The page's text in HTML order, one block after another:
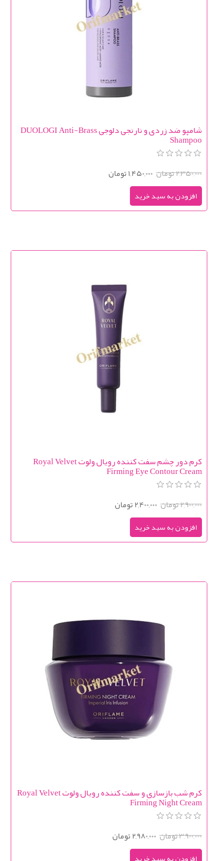
شامپو ضد زردی و نارنجی دلوجی DUOLOGI Anti-Brass
Shampoo
2,350,000 تومان 1,450,000 تومان
کرم دور چشم سفت کننده رویال ولوت Royal Velvet
Firming Eye Contour Cream
2,900,000 تومان 2,400,000 تومان
کرم شب بازسازی و سفت کننده رویال ولوت Royal Velvet
Firming Night Cream
3,900,000 تومان 2,980,000 تومان